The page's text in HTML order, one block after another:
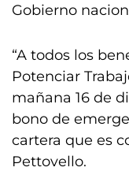
Gobierno
“A todos los
Potenciar
mañana 16 de
bono de
cartera que es
Pettovello.